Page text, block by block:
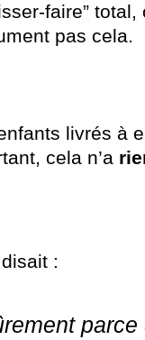
faire”
pas cela.
livrés à
cela n’a
: